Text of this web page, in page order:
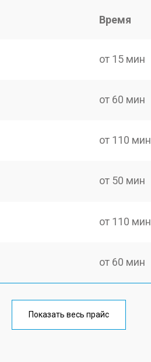
Время
от 15 мин
от 60 мин
от 110 мин
от 50 мин
от 110 мин
от 60 мин
от 100 мин
Показать весь прайс